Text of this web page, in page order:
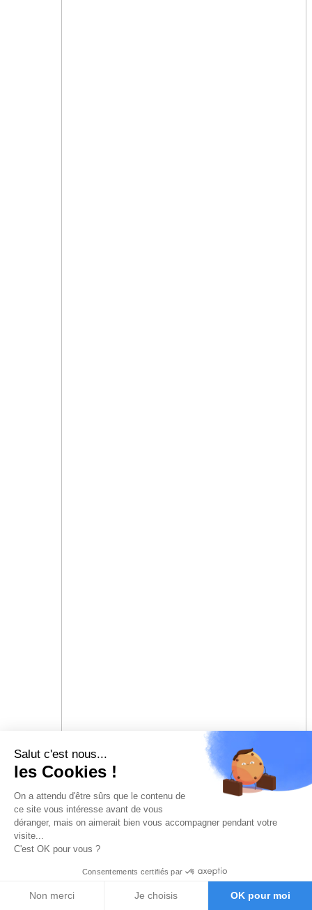
Salut c'est nous...
les Cookies !
On a attendu d'être sûrs que le contenu de
ce site vous intéresse avant de vous
déranger, mais on aimerait bien vous accompagner pendant votre
visite...
C'est OK pour vous ?
Consentements certifiés par
Non merci Je choisis OK pour moi